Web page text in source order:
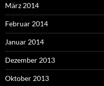
März 2014
Februar 2014
Januar 2014
Dezember 2013
Oktober 2013